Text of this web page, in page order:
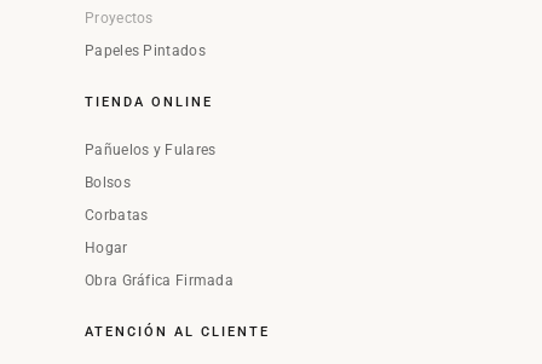
Proyectos
Papeles Pintados
TIENDA ONLINE
Pañuelos y Fulares
Bolsos
Corbatas
Hogar
Obra Gráfica Firmada
ATENCIÓN AL CLIENTE